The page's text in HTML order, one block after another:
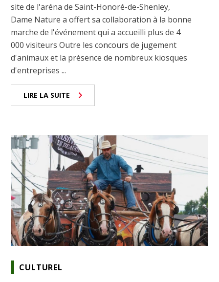
site de l'aréna de Saint-Honoré-de-Shenley,
Dame Nature a offert sa collaboration à la bonne
marche de l'événement qui a accueilli plus de 4
000 visiteurs Outre les concours de jugement
d'animaux et la présence de nombreux kiosques
d'entreprises ...
LIRE LA SUITE
CULTUREL